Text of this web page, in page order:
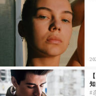
ドキドキ
仕事とキャリア
特集
占い・診断